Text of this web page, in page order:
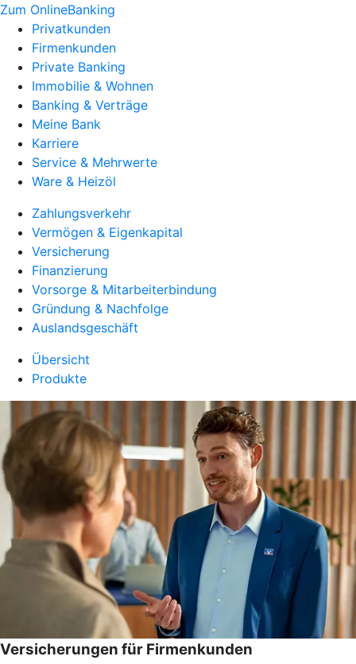
Zum OnlineBanking
Privatkunden
Firmenkunden
Private Banking
Immobilie & Wohnen
Banking & Verträge
Meine Bank
Karriere
Service & Mehrwerte
Ware & Heizöl
Zahlungsverkehr
Vermögen & Eigenkapital
Versicherung
Finanzierung
Vorsorge & Mitarbeiterbindung
Gründung & Nachfolge
Auslandsgeschäft
Übersicht
Produkte
Versicherungen für Firmenkunden